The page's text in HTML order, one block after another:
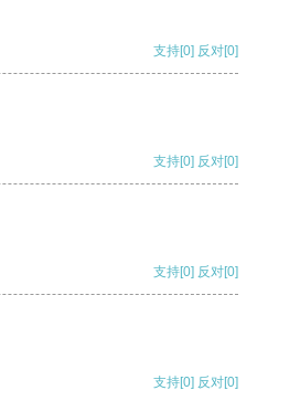
支持[0] 反对[0]
支持[0] 反对[0]
支持[0] 反对[0]
支持[0] 反对[0]